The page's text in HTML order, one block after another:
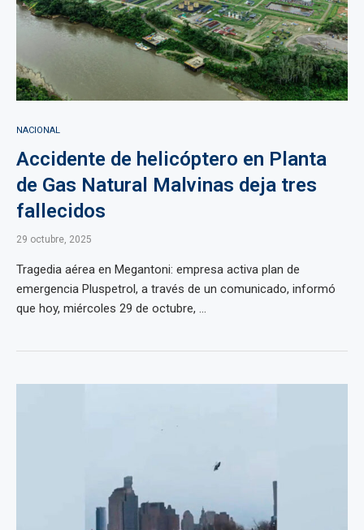
NACIONAL
Accidente de helicóptero en Planta
de Gas Natural Malvinas deja tres
fallecidos
29 octubre, 2025
Tragedia aérea en Megantoni: empresa activa plan de
emergencia Pluspetrol, a través de un comunicado, informó
que hoy, miércoles 29 de octubre, ...